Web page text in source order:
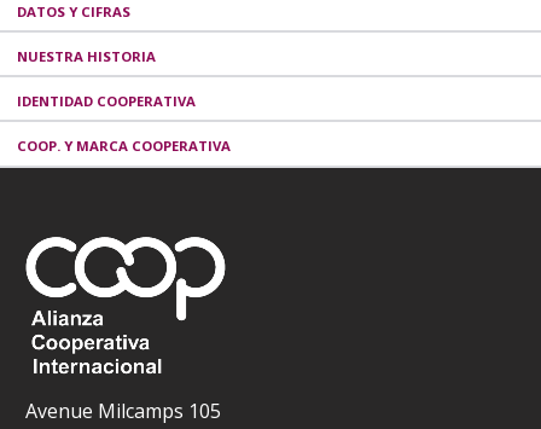
DATOS Y CIFRAS
NUESTRA HISTORIA
IDENTIDAD COOPERATIVA
COOP. Y MARCA COOPERATIVA
Avenue Milcamps 105